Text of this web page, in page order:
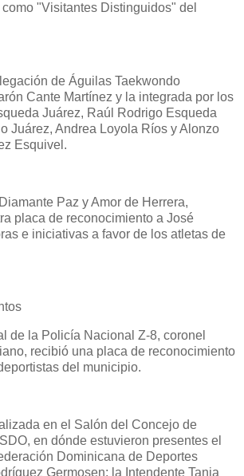
"Visitantes Distinguidos" del
de Águilas Taekwondo
Cante Martínez y la integrada por los
Juárez, Raúl Rodrigo Esqueda
Juárez, Andrea Loyola Ríos y Alonzo
Esquivel.
Paz y Amor de Herrera,
placa de reconocimiento a José
e iniciativas a favor de los atletas de
de la Policía Nacional Z-8, coronel
recibió una placa de reconocimiento
del municipio.
en el Salón del Concejo de
en dónde estuvieron presentes el
Dominicana de Deportes
Germosen; la Intendente Tania